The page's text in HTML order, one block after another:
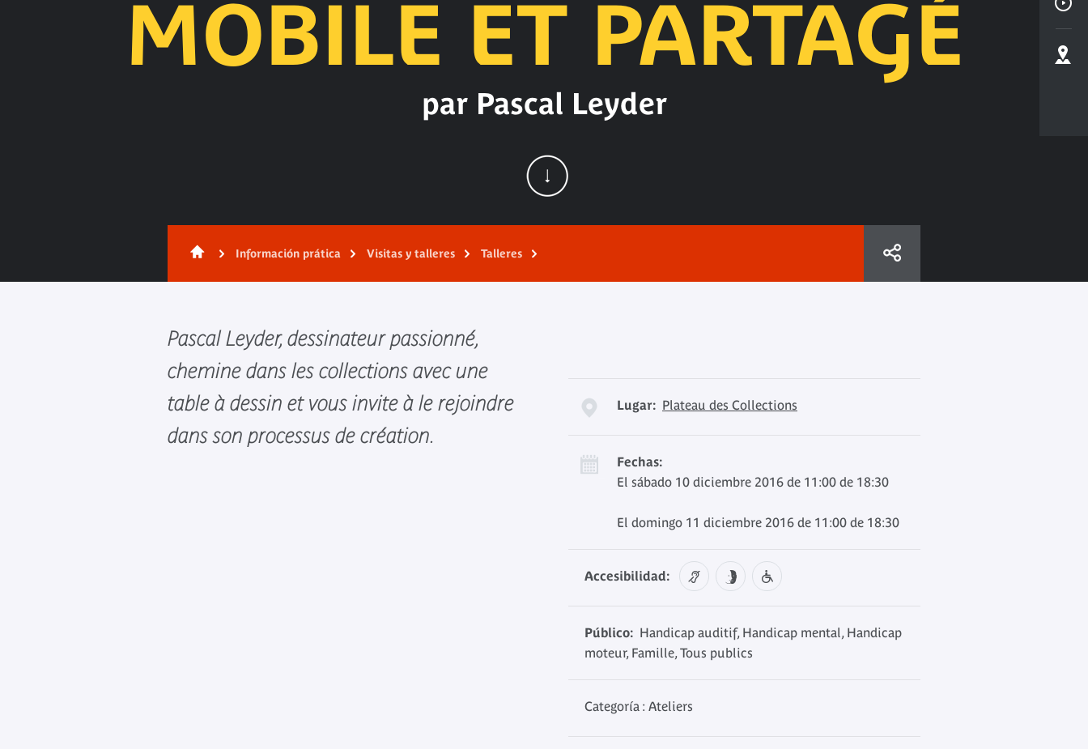
MOBILE ET PARTAGÉ
par Pascal Leyder
Información prática Visitas y talleres Talleres
Pascal Leyder, dessinateur passionné,
chemine dans les collections avec une
table à dessin et vous invite à le rejoindre
dans son processus de création.
Lugar: Plateau des Collections
Fechas:
El sábado 10 diciembre 2016 de 11:00 de 18:30
El domingo 11 diciembre 2016 de 11:00 de 18:30
Accesibilidad:
Público: Handicap auditif, Handicap mental, Handicap
moteur, Famille, Tous publics
Categoría : Ateliers